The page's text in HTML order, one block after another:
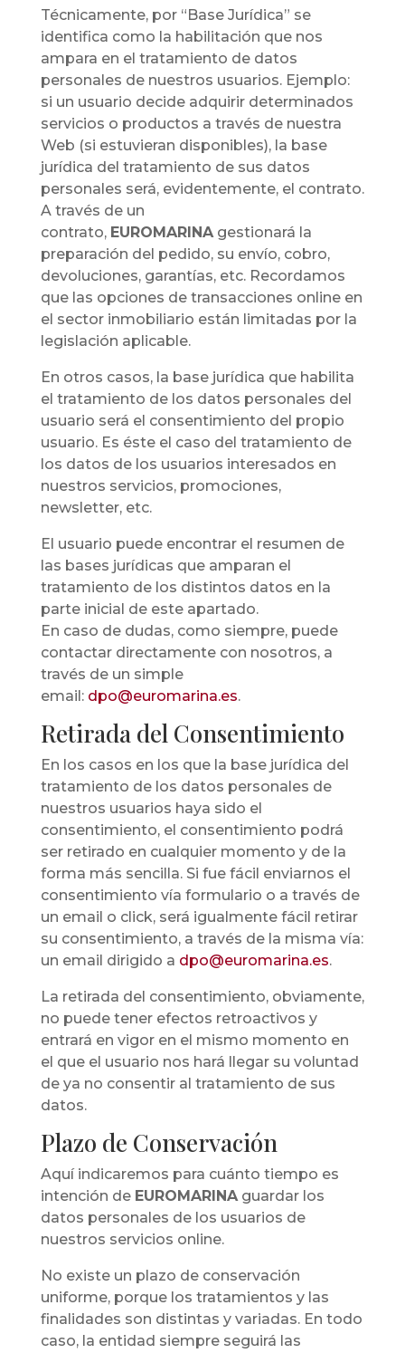
Técnicamente, por “Base Jurídica” se
identifica como la habilitación que nos
ampara en el tratamiento de datos
personales de nuestros usuarios. Ejemplo:
si un usuario decide adquirir determinados
servicios o productos a través de nuestra
Web (si estuvieran disponibles), la base
jurídica del tratamiento de sus datos
personales será, evidentemente, el contrato.
A través de un
contrato, EUROMARINAgestionará la
preparación del pedido, su envío, cobro,
devoluciones, garantías, etc. Recordamos
que las opciones de transacciones online en
el sector inmobiliario están limitadas por la
legislación aplicable.
En otros casos, la base jurídica que habilita
el tratamiento de los datos personales del
usuario será el consentimiento del propio
usuario. Es éste el caso del tratamiento de
los datos de los usuarios interesados en
nuestros servicios, promociones,
newsletter, etc.
El usuario puede encontrar el resumen de
las bases jurídicas que amparan el
tratamiento de los distintos datos en la
parte inicial de este apartado.
En caso de dudas, como siempre, puede
contactar directamente con nosotros, a
través de un simple
email: dpo@euromarina.es.
Retirada del Consentimiento
En los casos en los que la base jurídica del
tratamiento de los datos personales de
nuestros usuarios haya sido el
consentimiento, el consentimiento podrá
ser retirado en cualquier momento y de la
forma más sencilla. Si fue fácil enviarnos el
consentimiento vía formulario o a través de
un email o click, será igualmente fácil retirar
su consentimiento, a través de la misma vía:
un email dirigido a dpo@euromarina.es.
La retirada del consentimiento, obviamente,
no puede tener efectos retroactivos y
entrará en vigor en el mismo momento en
el que el usuario nos hará llegar su voluntad
de ya no consentir al tratamiento de sus
datos.
Plazo de Conservación
Aquí indicaremos para cuánto tiempo es
intención de EUROMARINAguardar los
datos personales de los usuarios de
nuestros servicios online.
No existe un plazo de conservación
uniforme, porque los tratamientos y las
finalidades son distintas y variadas. En todo
caso, la entidad siempre seguirá las